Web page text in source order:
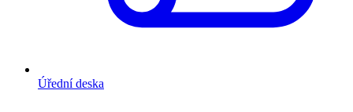
Úřední deska